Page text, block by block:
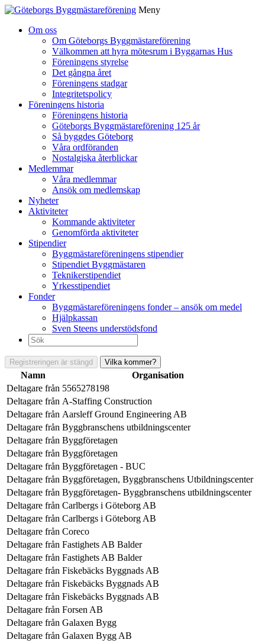
Meny
Om oss
Om Göteborgs Byggmästareförening
Välkommen att hyra mötesrum i Byggarnas Hus
Föreningens styrelse
Det gångna året
Föreningens stadgar
Integritetspolicy
Föreningens historia
Föreningens historia
Göteborgs Byggmästareförening 125 år
Så byggdes Göteborg
Våra ordföranden
Nostalgiska återblickar
Medlemmar
Våra medlemmar
Ansök om medlemskap
Nyheter
Aktiviteter
Kommande aktiviteter
Genomförda aktiviteter
Stipendier
Byggmästareföreningens stipendier
Stipendiet Byggmästaren
Teknikerstipendiet
Yrkesstipendiet
Fonder
Byggmästareföreningens fonder – ansök om medel
Hjälpkassan
Sven Steens understödsfond
Sök
efter:
Registreringen är stängd Vilka kommer?
Namn
Organisation
Deltagare från 5565278198
Deltagare från A-Staffing Construction
Deltagare från Aarsleff Ground Engineering AB
Deltagare från Byggbranschens utbildningscenter
Deltagare från Byggföretagen
Deltagare från Byggföretagen
Deltagare från Byggföretagen - BUC
Deltagare från Byggföretagen, Byggbranschens Utbildningscenter
Deltagare från Byggföretagen- Byggbranschens utbildningscenter
Deltagare från Carlbergs i Göteborg AB
Deltagare från Carlbergs i Göteborg AB
Deltagare från Coreco
Deltagare från Fastighets AB Balder
Deltagare från Fastighets AB Balder
Deltagare från Fiskebäcks Byggnads AB
Deltagare från Fiskebäcks Byggnads AB
Deltagare från Fiskebäcks Byggnads AB
Deltagare från Forsen AB
Deltagare från Galaxen Bygg
Deltagare från Galaxen Bygg AB